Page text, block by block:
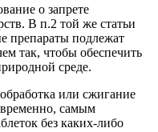
о запрете
В п.2 той же статьи
препараты подлежат
так, чтобы обеспечить
среде.
или сжигание
самым
без каких-либо